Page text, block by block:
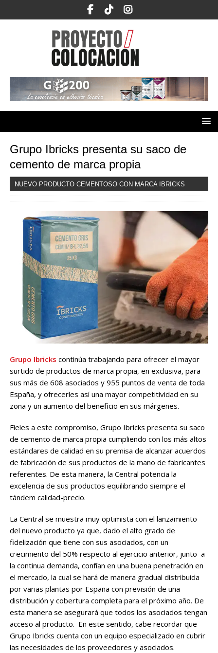
Grupo Ibricks presenta su saco de
cemento de marca propia
NUEVO PRODUCTO CEMENTOSO CON MARCA IBRICKS
Grupo Ibricks continúa trabajando para ofrecer el mayor
surtido de productos de marca propia, en exclusiva, para
sus más de 608 asociados y 955 puntos de venta de toda
España, y ofrecerles así una mayor competitividad en su
zona y un aumento del beneficio en sus márgenes.
Fieles a este compromiso, Grupo Ibricks presenta su saco
de cemento de marca propia cumpliendo con los más altos
estándares de calidad en su premisa de alcanzar acuerdos
de fabricación de sus productos de la mano de fabricantes
referentes. De esta manera, la Central potencia la
excelencia de sus productos equilibrando siempre el
tándem calidad-precio.
La Central se muestra muy optimista con el lanzamiento
del nuevo producto ya que, dado el alto grado de
fidelización que tiene con sus asociados, con un
crecimiento del 50% respecto al ejercicio anterior, junto a
la continua demanda, confían en una buena penetración en
el mercado, la cual se hará de manera gradual distribuida
por varias plantas por España con previsión de una
distribución y cobertura completa para el próximo año. De
esta manera se asegurará que todos los asociados tengan
acceso al producto. En este sentido, cabe recordar que
Grupo Ibricks cuenta con un equipo especializado en cubrir
las necesidades de los proveedores y asociados.